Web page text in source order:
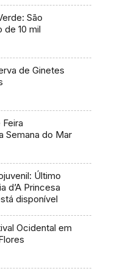
São
10 mil
de Ginetes
Semana do Mar
Último
d’A Princesa
disponível
Ocidental em